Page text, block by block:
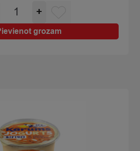
Jogurts
Bifido
Kārums
aveņu
+
grozam